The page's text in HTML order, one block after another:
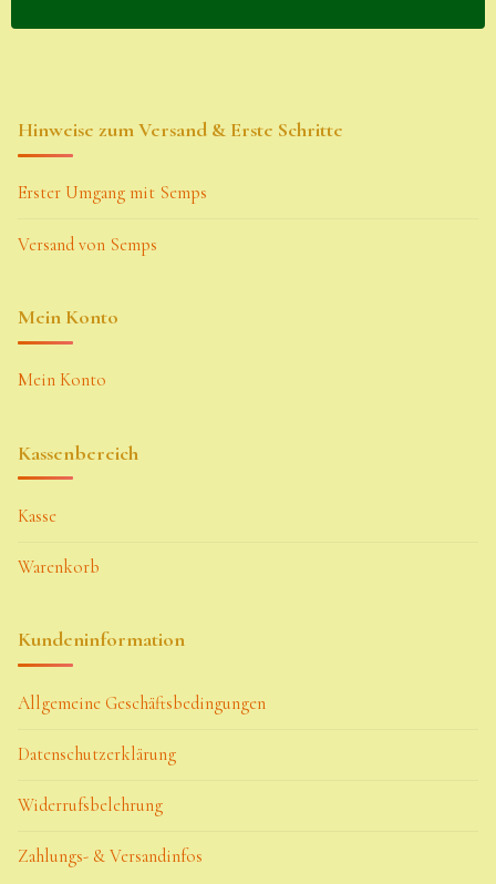
Hinweise zum Versand & Erste Schritte
Erster Umgang mit Semps
Versand von Semps
Mein Konto
Mein Konto
Kassenbereich
Kasse
Warenkorb
Kundeninformation
Allgemeine Geschäftsbedingungen
Datenschutzerklärung
Widerrufsbelehrung
Zahlungs- & Versandinfos